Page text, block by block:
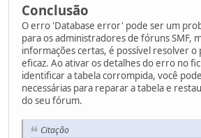
Conclusão
O erro 'Database error' pode ser um
para os administradores de fóruns SMF,
informações certas, é possível resolver
eficaz. Ao ativar os detalhes do erro no
identificar a tabela corrompida, você
necessárias para reparar a tabela e
do seu fórum.
Citação